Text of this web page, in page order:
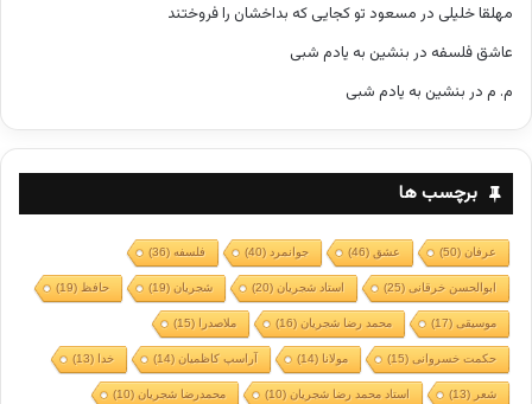
مهلقا خلیلی در مسعود تو کجایی که بداخشان را فروختند
عاشق فلسفه در بنشین به یادم شبی
م. م در بنشین به یادم شبی
برچسب ها
عرفان(50) عشق (46) جوانمرد (40) فلسفه(36)
ابوالحسن خرقانی(25) استاد شجریان(20) شجریان(19) حافظ (19)
موسیقی(17) محمد رضا شجریان(16) ملاصدرا (15)
حکمت خسروانی(15) مولانا (14) آراسپ کاظمیان(14) خدا (13)
شعر (13) استاد محمد رضا شجریان(10) محمدرضا شجریان(10)